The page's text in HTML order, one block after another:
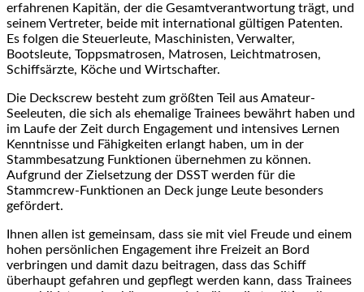
erfahrenen Kapitän, der die Gesamtverantwortung trägt, und
seinem Vertreter, beide mit international gültigen Patenten.
Es folgen die Steuerleute, Maschinisten, Verwalter,
Bootsleute, Toppsmatrosen, Matrosen, Leichtmatrosen,
Schiffsärzte, Köche und Wirtschafter.
Die Deckscrew besteht zum größten Teil aus Amateur-
Seeleuten, die sich als ehemalige Trainees bewährt haben und
im Laufe der Zeit durch Engagement und intensives Lernen
Kenntnisse und Fähigkeiten erlangt haben, um in der
Stammbesatzung Funktionen übernehmen zu können.
Aufgrund der Zielsetzung der DSST werden für die
Stammcrew-Funktionen an Deck junge Leute besonders
gefördert.
Ihnen allen ist gemeinsam, dass sie mit viel Freude und einem
hohen persönlichen Engagement ihre Freizeit an Bord
verbringen und damit dazu beitragen, dass das Schiff
überhaupt gefahren und gepflegt werden kann, dass Trainees